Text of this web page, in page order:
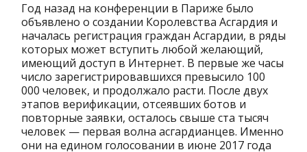
Год назад на конференции в Париже было
объявлено о создании Королевства Асгардия и
началась регистрация граждан Асгардии, в ряды
которых может вступить любой желающий,
имеющий доступ в Интернет. В первые же часы
число зарегистрировавшихся превысило 100
000 человек, и продолжало расти. После двух
этапов верификации, отсеявших ботов и
повторные заявки, осталось свыше ста тысяч
человек — первая волна асгардианцев. Именно
они на едином голосовании в июне 2017 года